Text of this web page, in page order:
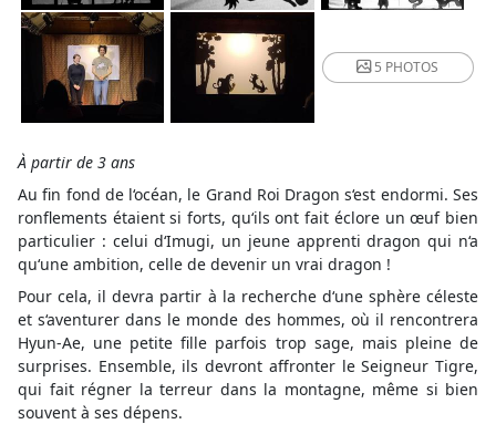
5 PHOTOS
À partir de 3 ans
Au fin fond de l‘océan, le Grand Roi Dragon s‘est endormi. Ses
ronflements étaient si forts, qu‘ils ont fait éclore un œuf bien
particulier : celui d‘Imugi, un jeune apprenti dragon qui n‘a
qu‘une ambition, celle de devenir un vrai dragon !
Pour cela, il devra partir à la recherche d‘une sphère céleste
et s‘aventurer dans le monde des hommes, où il rencontrera
Hyun-Ae, une petite fille parfois trop sage, mais pleine de
surprises. Ensemble, ils devront affronter le Seigneur Tigre,
qui fait régner la terreur dans la montagne, même si bien
souvent à ses dépens.